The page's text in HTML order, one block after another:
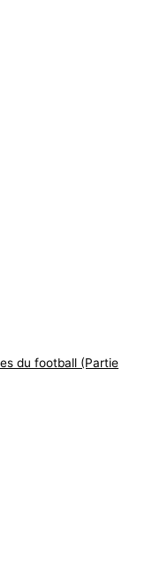
du football (Partie